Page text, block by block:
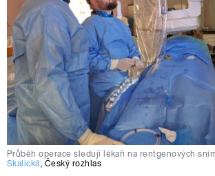
Průběh operace sledují lékaři na rentgenových
Skalická Český rozhlas